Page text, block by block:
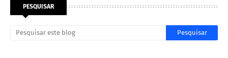
PESQUISAR